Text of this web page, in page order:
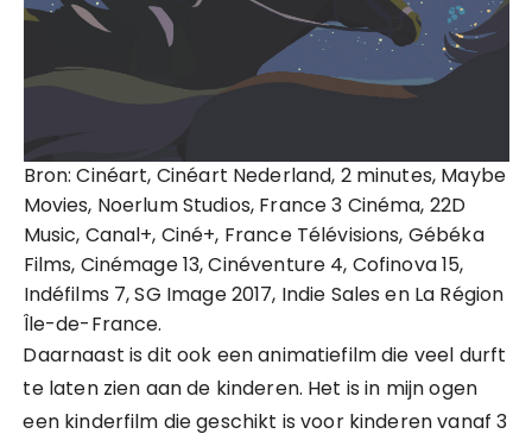
Bron: Cinéart, Cinéart Nederland, 2 minutes, Maybe
Movies, Noerlum Studios, France 3 Cinéma, 22D
Music, Canal+, Ciné+, France Télévisions, Gébéka
Films, Cinémage 13, Cinéventure 4, Cofinova 15,
Indéfilms 7, SG Image 2017, Indie Sales en La Région
Île-de-France.
Daarnaast is dit ook een animatiefilm die veel durft
te laten zien aan de kinderen. Het is in mijn ogen
een kinderfilm die geschikt is voor kinderen vanaf 3